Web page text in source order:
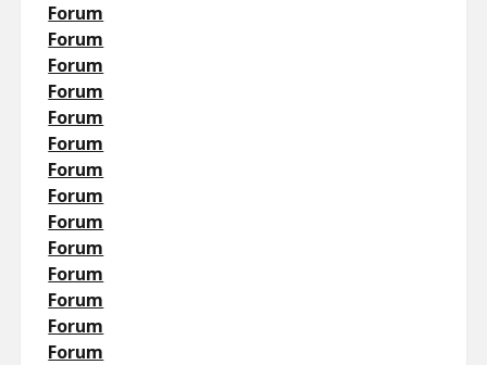
Forum
Forum
Forum
Forum
Forum
Forum
Forum
Forum
Forum
Forum
Forum
Forum
Forum
Forum